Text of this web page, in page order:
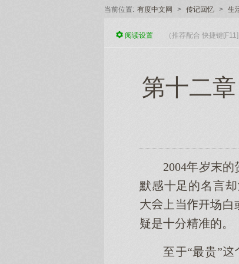
当前位置: 有度中文网 > 传记回忆 > 生
阅读设置 （推荐配合 快捷键
第十二
2004年岁末
默感十足的名言
场白或
疑是十分精准的。
至“最贵